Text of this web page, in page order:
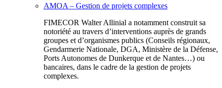
AMOA – Gestion de projets complexes
FIMECOR Walter Allinial a notamment construit sa
notoriété au travers d’interventions auprès de grands
groupes et d’organismes publics (Conseils régionaux,
Gendarmerie Nationale, DGA, Ministère de la Défense,
Ports Autonomes de Dunkerque et de Nantes…) ou
bancaires, dans le cadre de la gestion de projets
complexes.